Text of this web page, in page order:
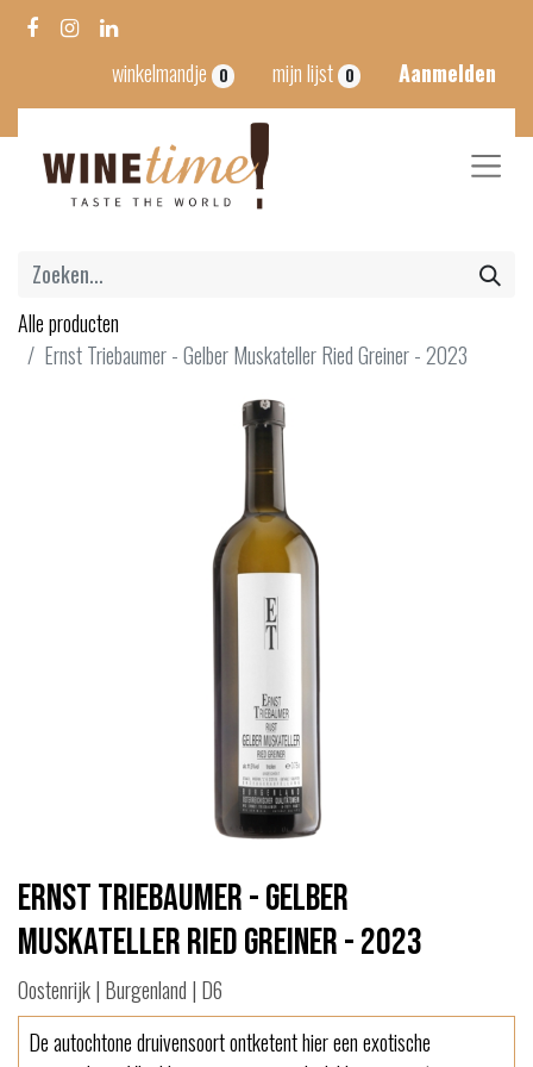
winkelmandje 0 mijn lijst 0 Aanmelden
Alle producten
Ernst Triebaumer - Gelber Muskateller Ried Greiner - 2023
Ernst Triebaumer - Gelber
Muskateller Ried Greiner - 2023
Oostenrijk | Burgenland | D6
De autochtone druivensoort ontketent hier een exotische